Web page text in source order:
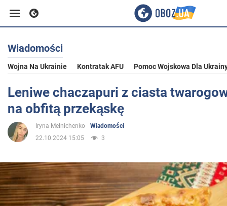
Biznes
Sport
Rozrywka
Polityka
Wiadomości
Wojna Na Ukrainie Kontratak AFU Pomoc Wojskowa Dla
Leniwe chaczapuri z ciasta
na obfitą przekąskę
Iryna Melnichenko
Wiadomości
22.10.2024 15:05
3